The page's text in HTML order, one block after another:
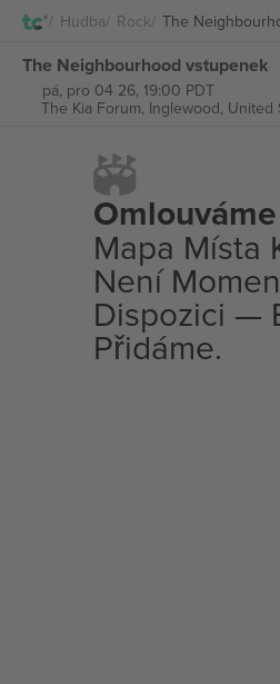
Hudba Rock The
The Neighbourhood vstupenek
pá, pro 04 26, 19:00 PDT
The Kia Forum, Inglewood, United
Mapa Místa
Není
Dispozici —
Přidáme.